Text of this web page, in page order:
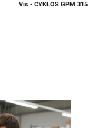
Vis - CYKLOS GPM 315